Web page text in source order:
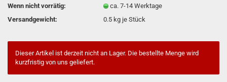
Wenn nicht vorrätig:
ca. 7-14 Werktage
Versandgewicht:
0.5 kg je Stück
Dieser Artikel ist derzeit nicht an Lager. Die bestellte Menge wird
kurzfristig von uns geliefert.